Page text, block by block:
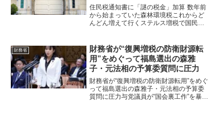
住民税通知書に「謎の税金」加算 数年前
から始まっていた森林環境税これからど
んどん増えて行くステルス増税で国民負
ますが、昇給や賞与などの変化がなけれ
ば、書かれている内...
財務省
財務省が“復興増税の防衛財源転
用”をめぐって福島選出の森雅
子・元法相の予算委質問に圧力
財務省が“復興増税の防衛財源転用”をめぐ
って福島選出の森雅子・元法相の予算委
質問に圧力与党議員が“国会裏工作”を暴露